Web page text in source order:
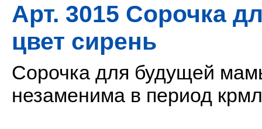
Арт. 3015 Сорочка
цвет сирень
Сорочка для будущей
незаменима в период